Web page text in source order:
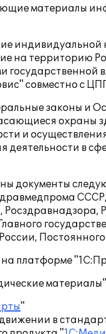
материалы
на территорию
совместно с
законы и
охраны
и
в
документы
платформе
"
в